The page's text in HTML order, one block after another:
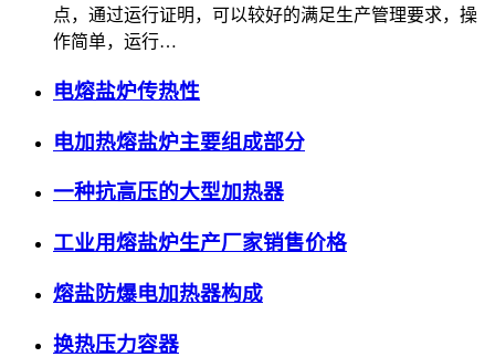
点，通过运行证明，可以较好的满足生产管理要求，操
作简单，运行…
电熔盐炉传热性
电加热熔盐炉主要组成部分
一种抗高压的大型加热器
工业用熔盐炉生产厂家销售价格
熔盐防爆电加热器构成
换热压力容器